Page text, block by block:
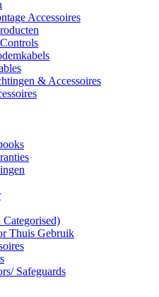
Accessoires
& Accessoires
Thuis Gebruik
Safeguards